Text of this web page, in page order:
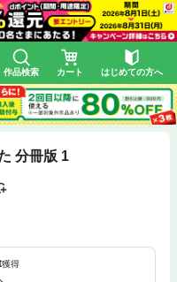
作品検索 カート はじめての方へ
分冊版 1
獲得